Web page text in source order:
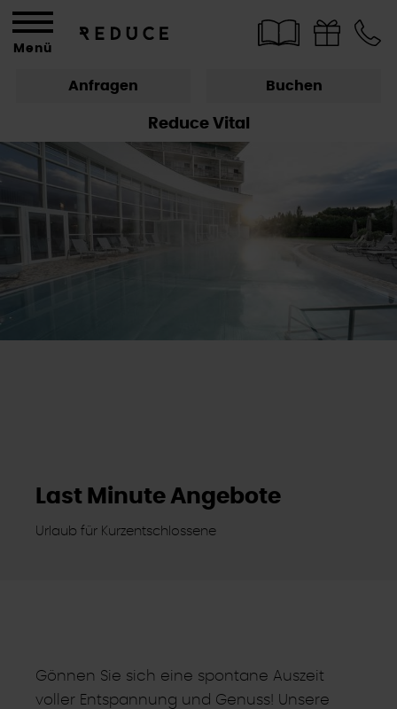
Last Minute Angebote
Urlaub für Kurzentschlossene
Reduce Vital
Anfragen Buchen
Gönnen Sie sich eine spontane Auszeit
voller Entspannung und Genuss! Unsere
Menü